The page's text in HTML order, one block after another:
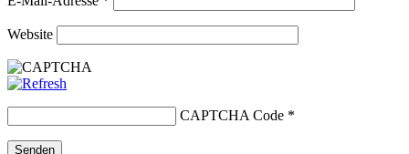
Website
CAPTCHA Code *